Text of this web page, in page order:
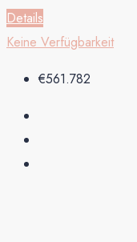
Details
Keine Verfügbarkeit
€561.782